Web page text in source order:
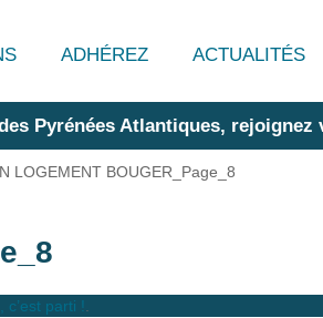
ADHÉREZ ACTUALITÉS
Pyrénées Atlantiques,
LOGEMENT BOUGER_Page_8
parti !